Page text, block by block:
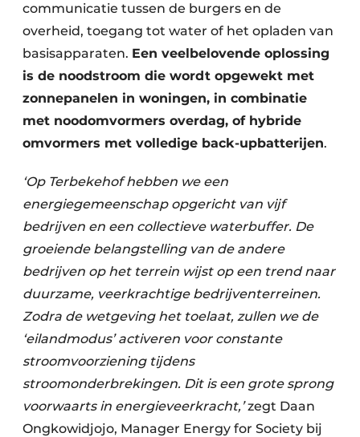
Toegangscontrole
Veiligheid & Opleiding
Zonwering
communicatie tussen de burgers en de
overheid, toegang tot water of het opladen van
basisapparaten. Een veelbelovende oplossing
is de noodstroom die wordt opgewekt met
zonnepanelen in woningen, in combinatie
met noodomvormers overdag, of hybride
omvormers met volledige back-upbatterijen.
‘Op Terbekehof hebben we een
energiegemeenschap opgericht van vijf
bedrijven en een collectieve waterbuffer. De
groeiende belangstelling van de andere
bedrijven op het terrein wijst op een trend naar
duurzame, veerkrachtige bedrijventerreinen.
Zodra de wetgeving het toelaat, zullen we de
‘eilandmodus’ activeren voor constante
stroomvoorziening tijdens
stroomonderbrekingen. Dit is een grote sprong
voorwaarts in energieveerkracht,’zegt Daan
Ongkowidjojo, Manager Energy for Society bij